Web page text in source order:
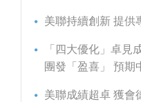
美聯持續創新 提供
「四大優化」卓見
團發「盈喜」 預期
美聯成績超卓 獲會